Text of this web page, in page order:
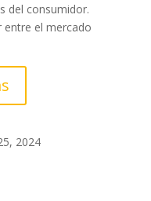
del consumidor.
entre el mercado
2024